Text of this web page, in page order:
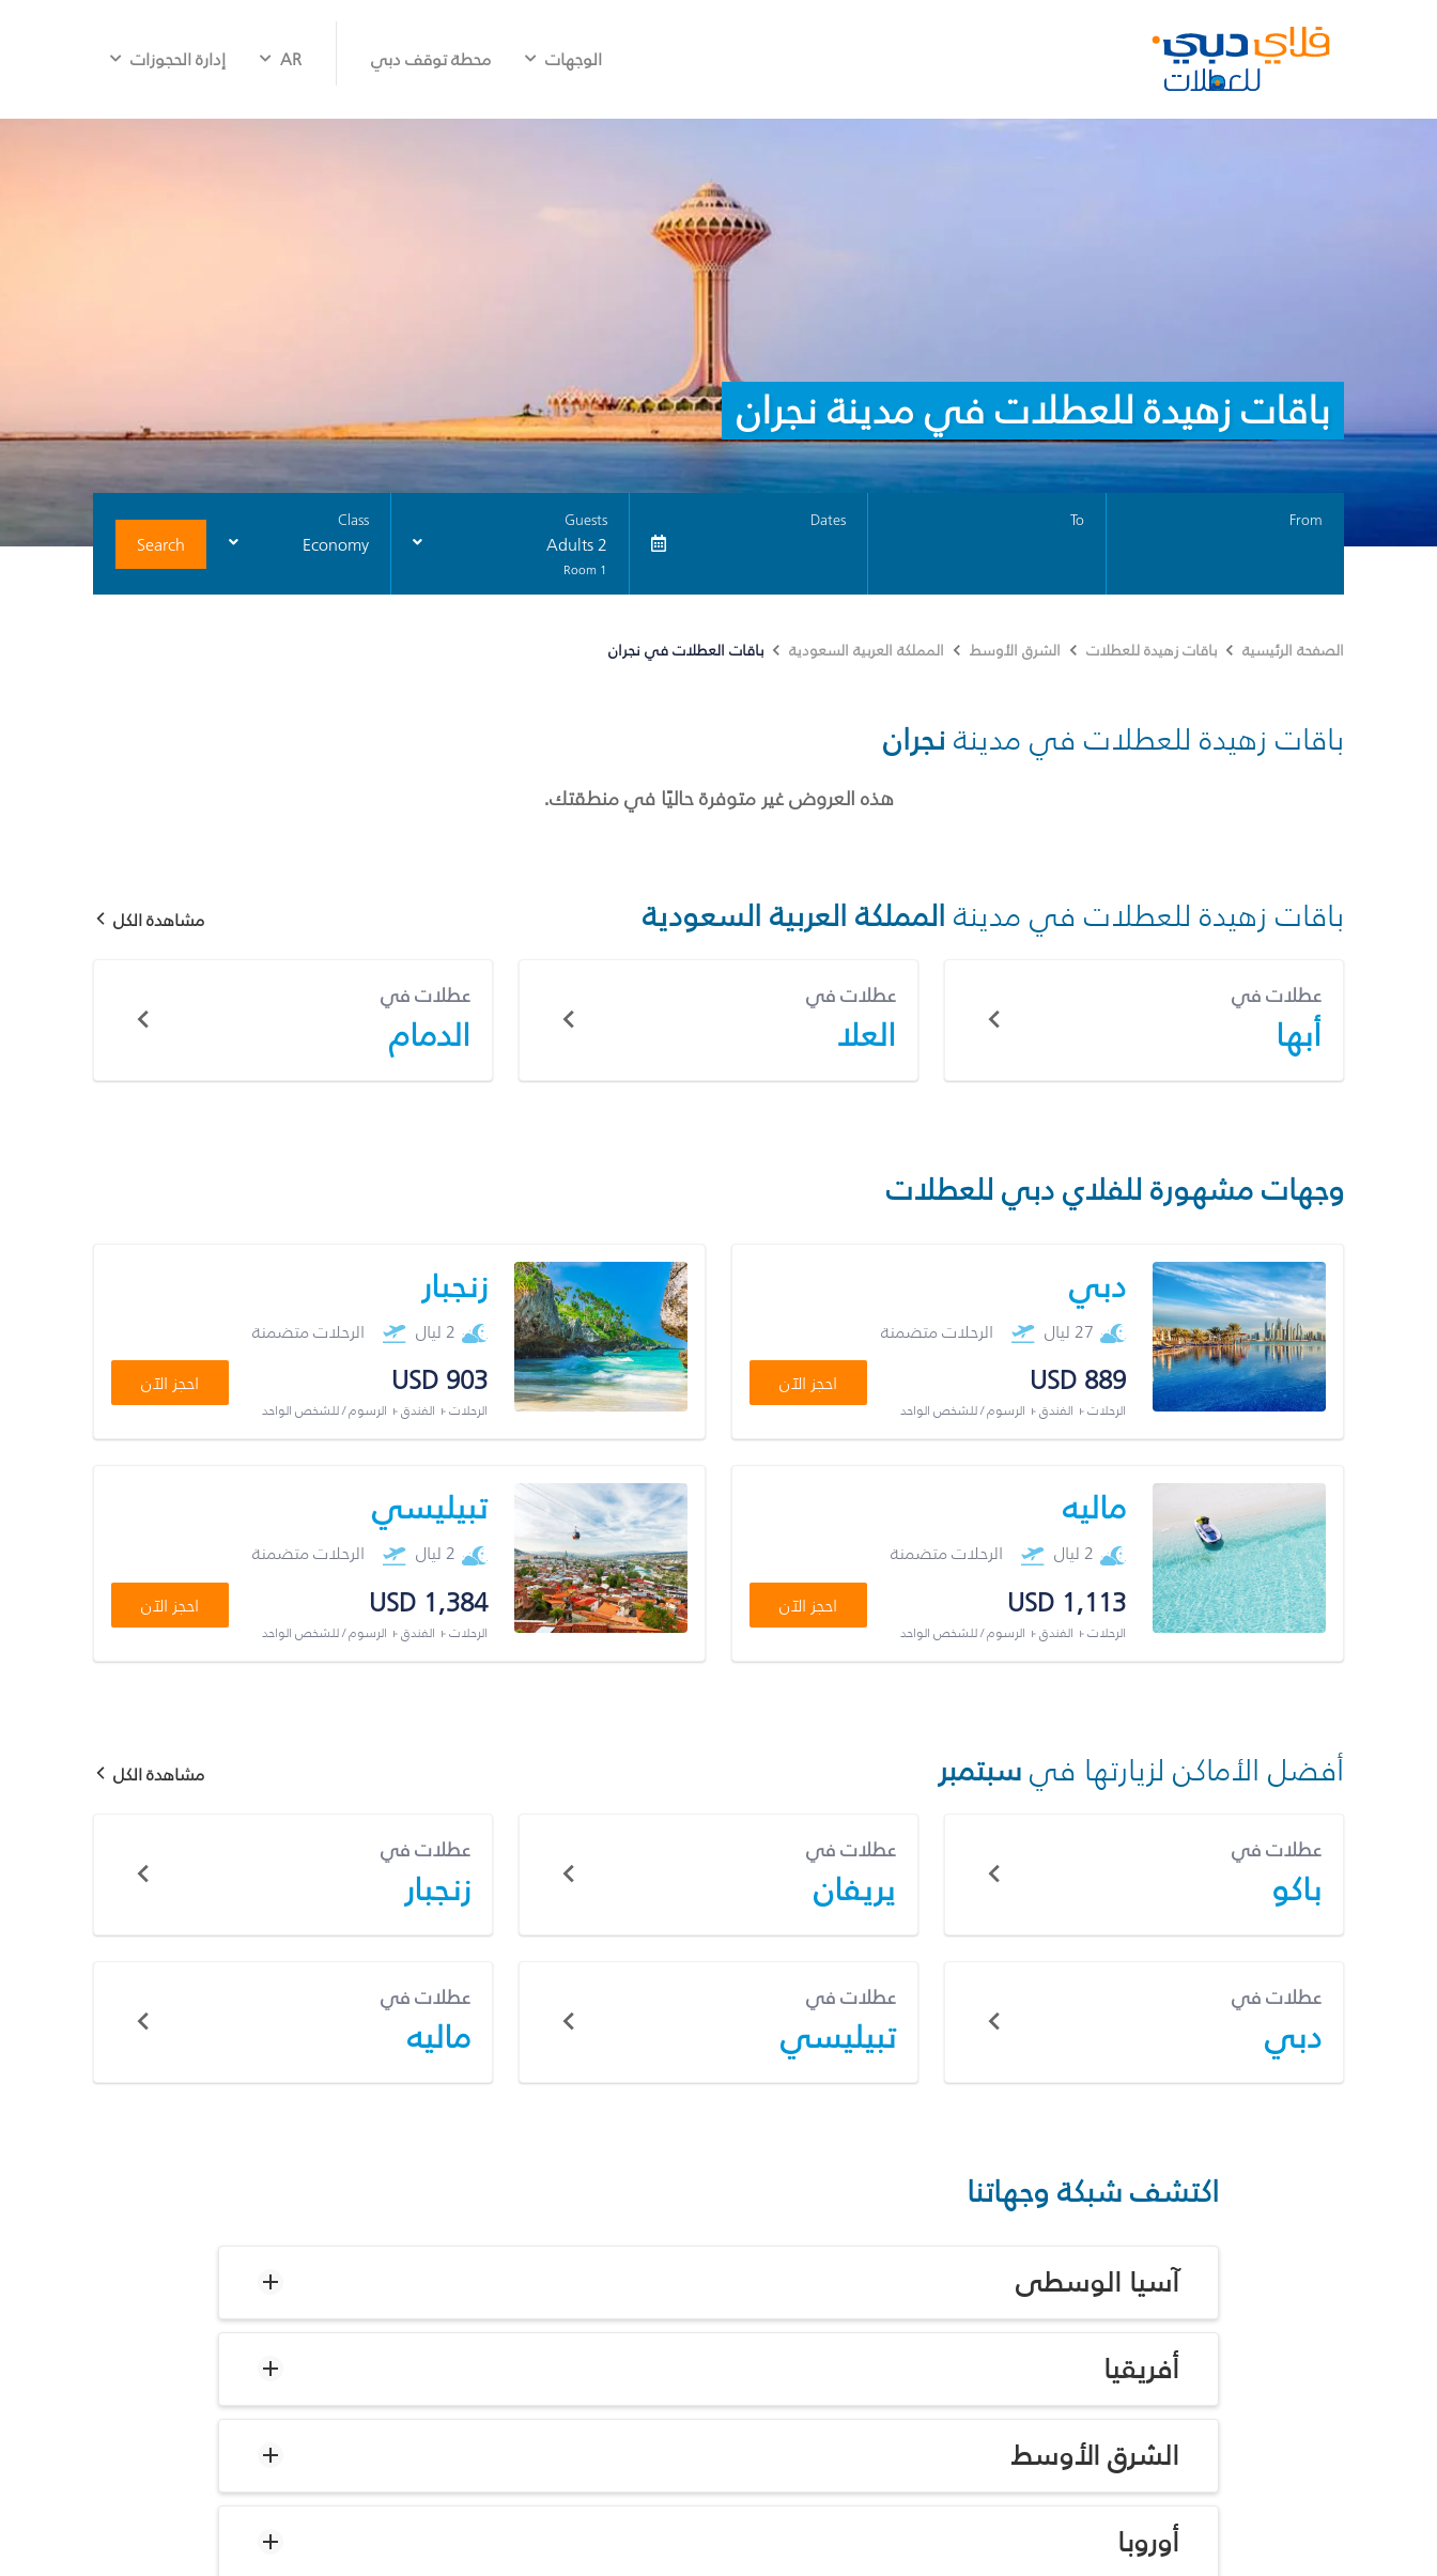
الوجهات محطة توقف دبي AR إدارة الحجوزات
باقات زهيدة للعطلات في مدينة نجران
From
To
Dates
Guests
2 Adults
1 Room
Class
Economy
Search
الصفحة الرئيسية باقات زهيدة للعطلات الشرق الأوسط المملكة العربية السعودية باقات العطلات في نجران
باقات زهيدة للعطلات في مدينةنجران
هذه العروض غير متوفرة حاليًا في منطقتك.
باقات زهيدة للعطلات في مدينة المملكة العربية السعودية مشاهدة الكل
عطلات في
أبها
عطلات في
العلا
عطلات في
الدمام
وجهات مشهورة للفلاي دبي للعطلات
دبي
27 ليال الرحلات متضمنة
USD 889
الرحلات + الفندق + الرسوم / للشخص الواحد
احجز الآن
زنجبار
2 ليال الرحلات متضمنة
USD 903
الرحلات + الفندق + الرسوم / للشخص الواحد
احجز الآن
ماليه
2 ليال الرحلات متضمنة
USD 1,113
الرحلات + الفندق + الرسوم / للشخص الواحد
احجز الآن
تبيليسي
2 ليال الرحلات متضمنة
USD 1,384
الرحلات + الفندق + الرسوم / للشخص الواحد
احجز الآن
أفضل الأماكن لزيارتها فيسبتمبر مشاهدة الكل
عطلات في
باكو
عطلات في
يريفان
عطلات في
زنجبار
عطلات في
دبي
عطلات في
تبيليسي
عطلات في
ماليه
اكتشف شبكة وجهاتنا
آسيا الوسطى
أفريقيا
الشرق الأوسط
أوروبا